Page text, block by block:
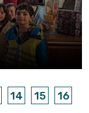
14 15 16